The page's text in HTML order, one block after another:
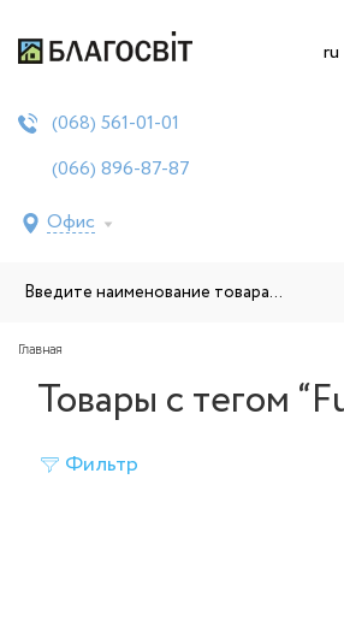
ru
(068) 561-01-01
(066) 896-87-87
Офис
Главная
Товары с тегом
Фильтр